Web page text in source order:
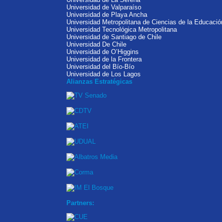
Universidad de Valparaíso
Universidad de Playa Ancha
Universidad Metropolitana de Ciencias de la
Universidad Tecnológica Metropolitana
Universidad de Santiago de Chile
Universidad De Chile
Universidad de O’Higgins
Universidad de la Frontera
Universidad del Bío-Bío
Universidad de Los Lagos
Alianzas Estratégicas
Partners: